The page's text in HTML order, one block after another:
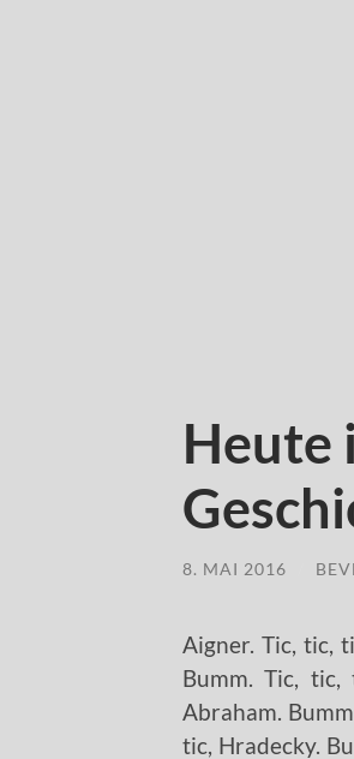
Heute
8. MAI 2016
Aigner. Tic, tic,
Bumm. Tic,
Abraham.
tic, Hradecky.